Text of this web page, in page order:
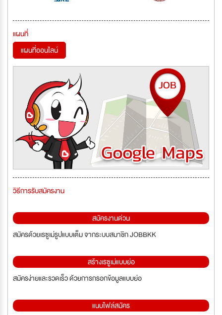
แผนที่
แผนที่ออนไลน์
วิธีการรับสมัครงาน
สมัครงานด่วน
สมัครด้วยเรซูเม่รูปแบบเต็ม จากระบบสมาชิก JOBBKK
สร้างเรซูเม่แบบย่อ
สมัครง่ายและรวดเร็ว ด้วยการกรอกข้อมูลแบบย่อ
แนบไฟล์สมัคร